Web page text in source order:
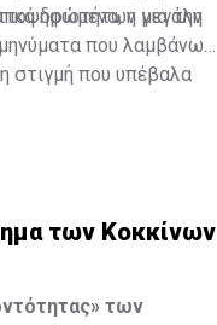
για την
δρώμενα, η μεγάλη
που λαμβάνω
στιγμή που υπέβαλα
των Κοκκίνων
των